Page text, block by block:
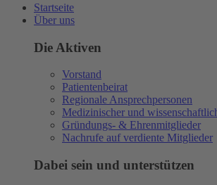
Startseite
Über uns
Die Aktiven
Vorstand
Patientenbeirat
Regionale Ansprechpersonen
Medizinischer und
Gründungs- & Ehrenmitglieder
Nachrufe auf verdiente Mitglieder
Dabei sein und unterstützen